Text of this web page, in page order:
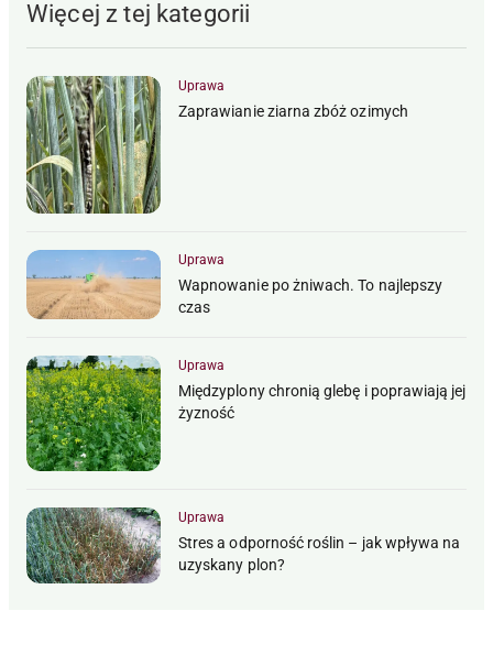
Więcej z tej kategorii
Uprawa
Zaprawianie ziarna zbóż ozimych
Uprawa
Wapnowanie po żniwach. To najlepszy
czas
Uprawa
Międzyplony chronią glebę i poprawiają jej
żyzność
Uprawa
Stres a odporność roślin – jak wpływa na
uzyskany plon?